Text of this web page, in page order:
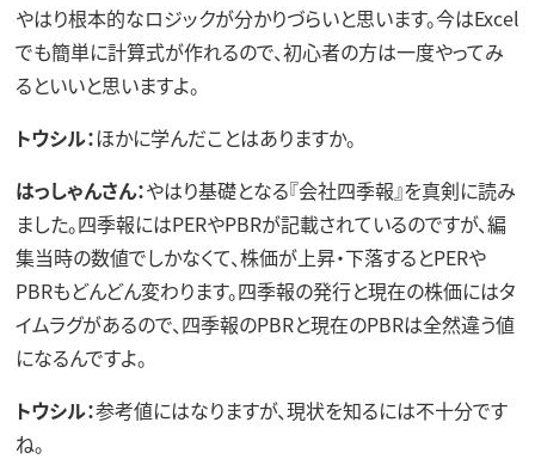
やはり根本的なロジックが分かりづらいと思います。今はExcel
でも簡単に計算式が作れるので、初心者の方は一度やってみ
るといいと思いますよ。
トウシル：ほかに学んだことはありますか。
はっしゃんさん：やはり基礎となる『会社四季報』を真剣に読み
ました。四季報にはPERやPBRが記載されているのですが、編
集当時の数値でしかなくて、株価が上昇・下落するとPERや
PBRもどんどん変わります。四季報の発行と現在の株価にはタ
イムラグがあるので、四季報のPBRと現在のPBRは全然違う値
になるんですよ。
トウシル：参考値にはなりますが、現状を知るには不十分です
ね。